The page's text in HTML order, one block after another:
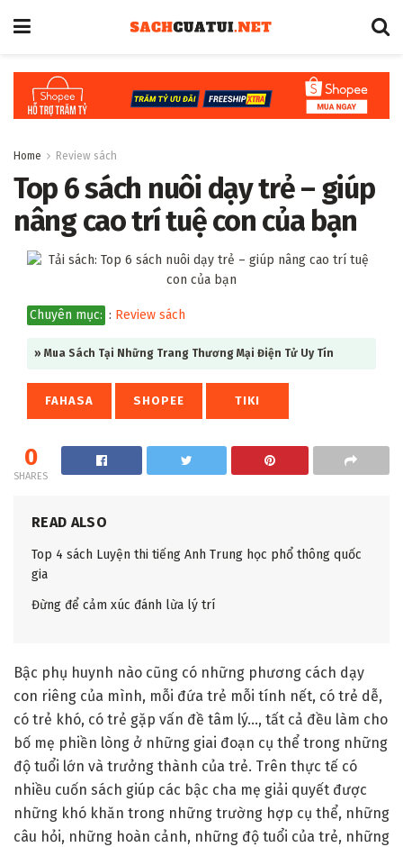
Home Review sách
Top 6 sách nuôi dạy trẻ – giúp
nâng cao trí tuệ con của bạn
Chuyên mục: : Review sách
» Mua Sách Tại Những Trang Thương Mại Điện Tử Uy Tín
FAHASA SHOPEE TIKI
0
SHARES
READ ALSO
Top 4 sách Luyện thi tiếng Anh Trung học phổ thông quốc
gia
Đừng để cảm xúc đánh lừa lý trí
Bậc phụ huynh nào cũng có những phương cách dạy
con riêng của mình, mỗi đứa trẻ mỗi tính nết, có trẻ dễ,
có trẻ khó, có trẻ gặp vấn đề tâm lý..., tất cả đều làm cho
bố mẹ phiền lòng ở những giai đoạn cụ thể trong những
độ tuổi lớn và trưởng thành của trẻ. Trên thực tế có
nhiều cuốn sách giúp các bậc cha mẹ giải quyết được
những khó khăn trong những trường hợp cụ thể, những
câu hỏi, những hoàn cảnh, những độ tuổi của trẻ, những